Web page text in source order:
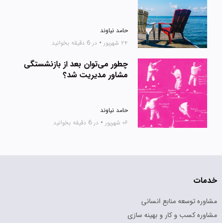
حامد نیاوند
۲۴ شهریور
• در 6 دقیقه بخوانید
چطور می‌توان بعد از بازنشستگی
مشاور مدیریت شد؟
حامد نیاوند
۰۶ شهریور
• در 6 دقیقه بخوانید
خدمات
مشاوره توسعه منابع انسانی
مشاوره کسب و کار و بهینه سازی